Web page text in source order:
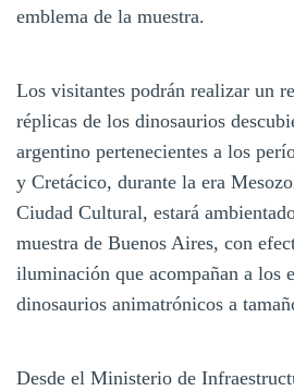
emblema de la muestra.
Los visitantes podrán realizar un
réplicas de los dinosaurios
argentino pertenecientes a los
y Cretácico, durante la era
Ciudad Cultural, estará
muestra de Buenos Aires, con
iluminación que acompañan a los
dinosaurios animatrónicos a
Desde el Ministerio de